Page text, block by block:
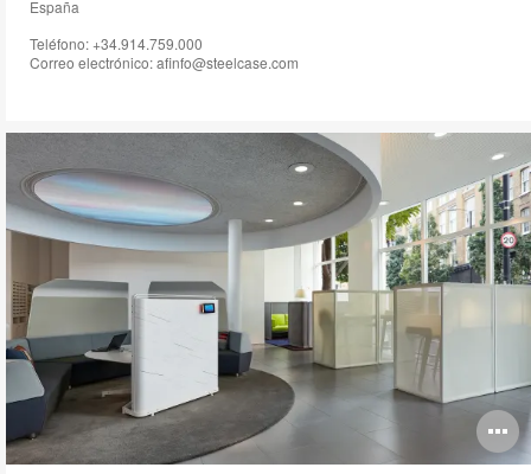
España
Teléfono: +34.914.759.000
Correo electrónico: afinfo@steelcase.com